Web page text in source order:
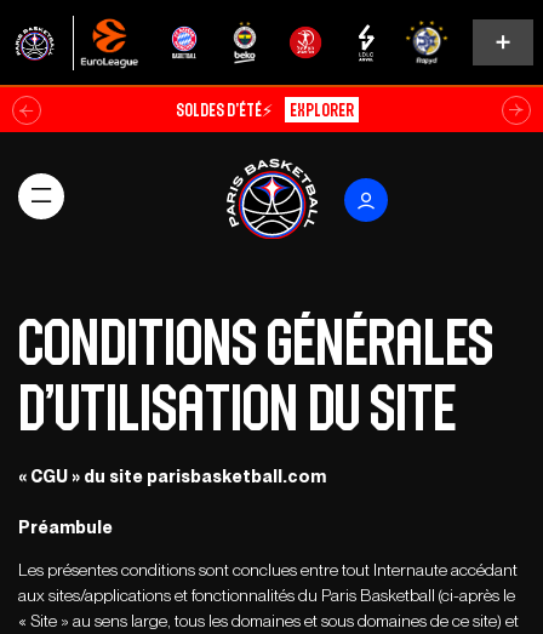
Soldes d’été⚡ Explorer
CONDITIONS GÉNÉRALES
D’UTILISATION DU SITE
« CGU » du site parisbasketball.com
Préambule
Les présentes conditions sont conclues entre tout Internaute accédant
aux sites/applications et fonctionnalités du Paris Basketball (ci-après le
« Site » au sens large, tous les domaines et sous domaines de ce site) et